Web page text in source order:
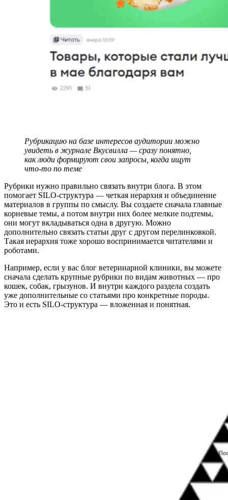
Рубрикацию на базе интересов аудитории можно
увидеть в журнале Вкусвилла — сразу понятно,
как люди формируют свои запросы, когда ищут
что-то по теме
Рубрики нужно правильно связать внутри блога. В этом
помогает SILO-структура — четкая иерархия и объединение
материалов в группы по смыслу. Вы создаете сначала главные
корневые темы, а потом внутри них более мелкие подтемы,
они могут вкладываться одна в другую. Можно
дополнительно связать статьи друг с другом перелинковкой.
Такая иерархия тоже хорошо воспринимается читателями и
роботами.
Например, если у вас блог ветеринарной клиники, вы можете
сначала сделать крупные рубрики по видам животных — про
кошек, собак, грызунов. И внутри каждого раздела создать
уже дополнительные со статьями про конкретные породы.
Это и есть SILO-структура — вложенная и понятная.